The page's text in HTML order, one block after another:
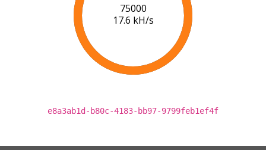
77000
17.7 kH/s
e8a3ab1d-b80c-4183-bb97-9799feb1ef4f